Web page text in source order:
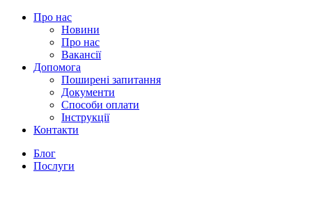
Про нас
Новини
Про нас
Вакансії
Допомога
Поширені запитання
Документи
Способи оплати
Інструкції
Контакти
Блог
Послуги